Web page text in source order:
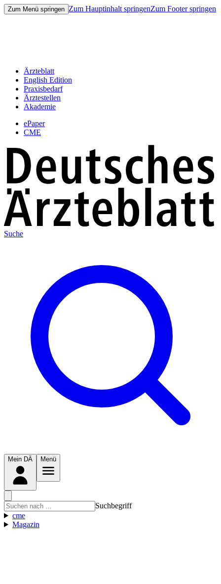
Zum Menü springen Zum Hauptinhalt springenZum Footer springen
Ärzteblatt
English Edition
Praxisbedarf
Ärztestellen
Akademie
ePaper
CME
Suche
Mein DÄ Menü
Suchbegriff
cme
Magazin